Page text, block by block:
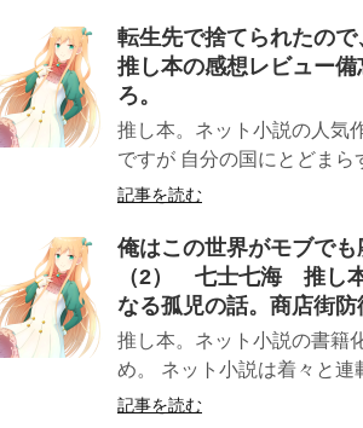
転生先で捨てられたの
推し本の感想レビュー
ろ。
推し本。ネット小説の人気
ですが 自分の国にとどま
記事を読む
俺はこの世界がモブで
（2） 七士七海 推し
なる孤児の話。商店街
推し本。ネット小説の書籍
め。 ネット小説は着々と
記事を読む